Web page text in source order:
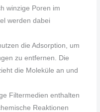
winzige Poren im
werden dabei
die Adsorption, um
zu entfernen. Die
die Moleküle an und
Filtermedien enthalten
Reaktionen